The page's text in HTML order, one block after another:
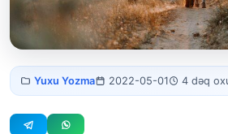
Yuxuda yol
getmək
Yuxu Yozma 2022-05-01 4 dəq